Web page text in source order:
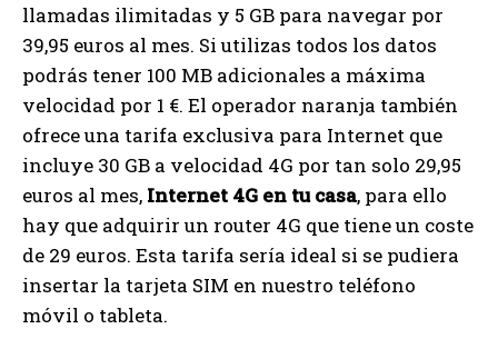
llamadas ilimitadas y 5 GB para navegar por
39,95 euros al mes. Si utilizas todos los datos
podrás tener 100 MB adicionales a máxima
velocidad por 1 €. El operador naranja también
ofrece una tarifa exclusiva para Internet que
incluye 30 GB a velocidad 4G por tan solo 29,95
euros al mes, Internet 4G en tu casa, para ello
hay que adquirir un router 4G que tiene un coste
de 29 euros. Esta tarifa sería ideal si se pudiera
insertar la tarjeta SIM en nuestro teléfono
móvil o tableta.